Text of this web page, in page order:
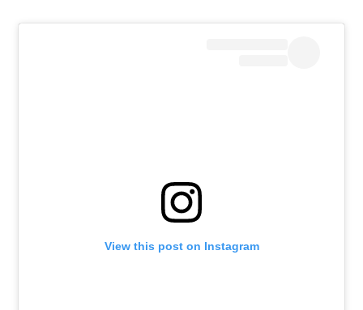
View this post on Instagram